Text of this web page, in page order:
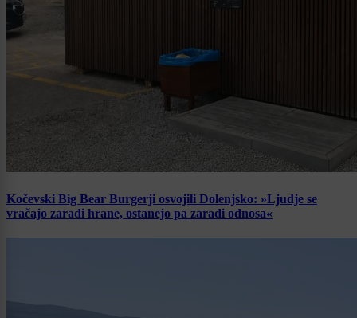
Kočevski Big Bear Burgerji osvojili Dolenjsko: »Ljudje se
vračajo zaradi hrane, ostanejo pa zaradi odnosa«